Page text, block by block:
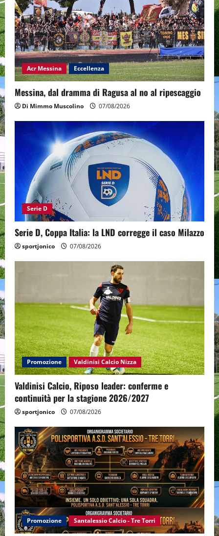
Acr Messina Eccellenza
Messina, dal dramma di Ragusa al no al ripescaggio
Di Mimmo Muscolino 07/08/2026
Serie D
Serie D, Coppa Italia: la LND corregge il caso Milazzo
sportjonico 07/08/2026
Promozione Valdinisi Calcio Nizza
Valdinisi Calcio, Riposo leader: conferme e
continuità per la stagione 2026/2027
sportjonico 07/08/2026
Promozione Santalessio Calcio - Tre Torri